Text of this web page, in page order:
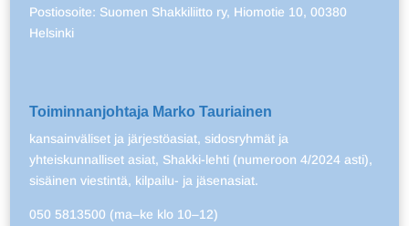
Postiosoite: Suomen Shakkiliitto ry, Hiomotie 10, 00380
Helsinki
Toiminnanjohtaja Marko Tauriainen
kansainväliset ja järjestöasiat, sidosryhmät ja
yhteiskunnalliset asiat, Shakki-lehti (numeroon 4/2024 asti),
sisäinen viestintä, kilpailu- ja jäsenasiat.
050 5813500 (ma–ke klo 10–12)